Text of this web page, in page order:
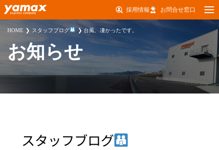
採用情報 お問合せ窓口
HOME スタッフブログ 台風、凄かったです。
お知らせ
スタッフブログ